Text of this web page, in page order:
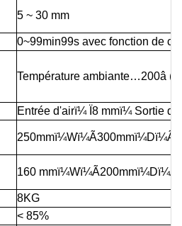
5 ~ 30 mm
0~99min99s avec fonction de
Température ambiante…200â (
Entrée d'airï¼ Ï8 mmï¼ Sortie
250mmï¼Wï¼Ã300mmï¼Dï¼
160 mmï¼Wï¼Ã200mmï¼Dï¼
8KG
< 85%